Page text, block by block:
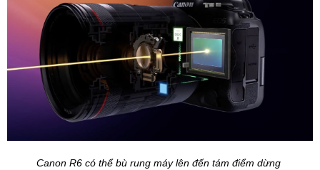
Canon R6 có thể bù rung máy lên đến tám điểm dừng